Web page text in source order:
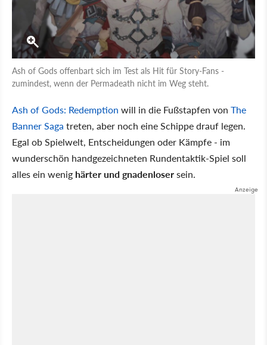
Ash of Gods offenbart sich im Test als Hit für Story-Fans -
zumindest, wenn der Permadeath nicht im Weg steht.
Ash of Gods: Redemption will in die Fußstapfen von The
Banner Saga treten, aber noch eine Schippe drauf legen.
Egal ob Spielwelt, Entscheidungen oder Kämpfe - im
wunderschön handgezeichneten Rundentaktik-Spiel soll
alles ein wenig härter und gnadenlosersein.